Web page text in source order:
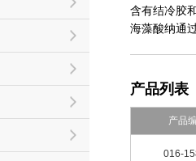
含有结冷胶
海藻酸纳通
产品列表
产品
016-